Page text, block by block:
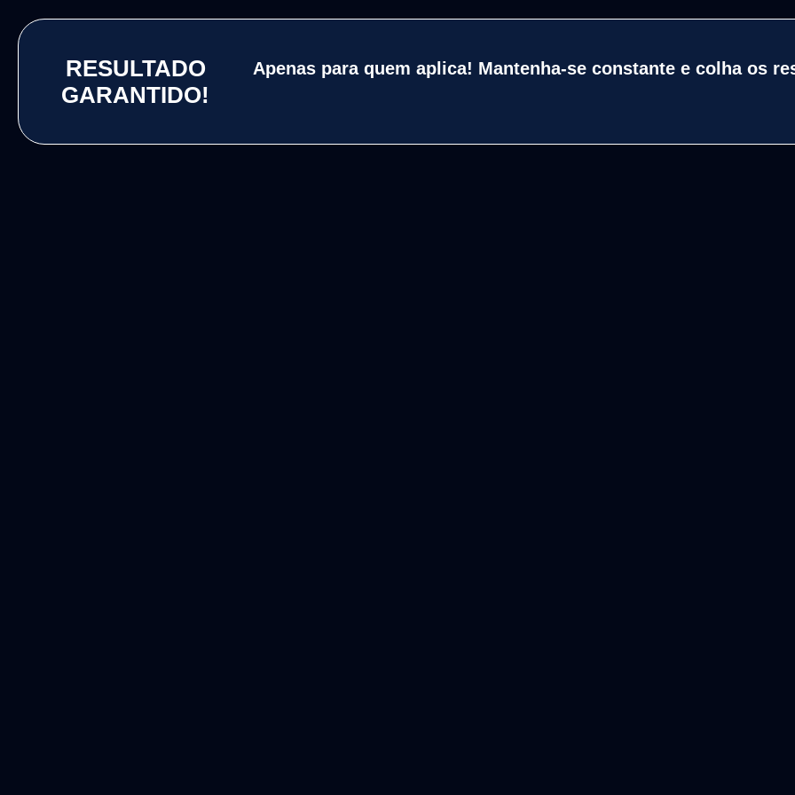
RESULTADO
GARANTIDO!
Apenas para quem aplica! Mantenha-se constante e colha os